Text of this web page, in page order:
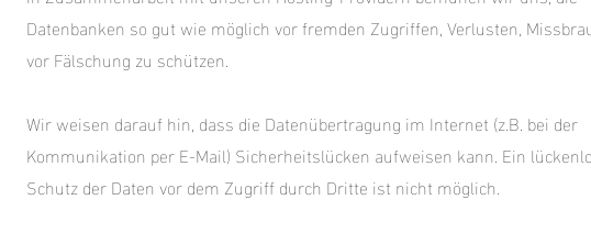
Datenbanken so gut wie möglich vor fremden Zugriffen, Verlusten,
vor Fälschung zu schützen.
Wir weisen darauf hin, dass die Datenübertragung im Internet (z.B. bei der
Kommunikation per E-Mail) Sicherheitslücken aufweisen kann. Ein
Schutz der Daten vor dem Zugriff durch Dritte ist nicht möglich.